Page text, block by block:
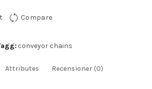
Compare
conveyor chains
Attributes Recensioner (0)